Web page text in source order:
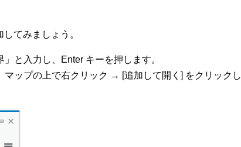
てみましょう。
と入力し、Enter キーを押します。
マップの上で右クリック → [追加して開く] をクリックし